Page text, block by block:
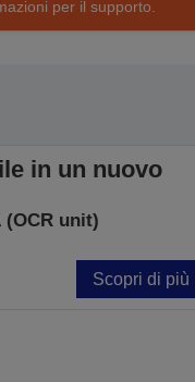
per il supporto.
in un nuovo
(OCR unit)
Scopri di più